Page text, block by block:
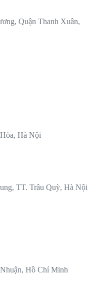
Quận Thanh Xuân,
Hà Nội
TT. Trâu Quỳ, Hà Nội
Hồ Chí Minh